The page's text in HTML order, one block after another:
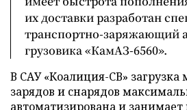
их доставки разработан
транспортно-заряжающий
грузовика «КамАЗ-6560».
В САУ «Коалиция-СВ» загрузка
зарядов и снарядов
автоматизирована и